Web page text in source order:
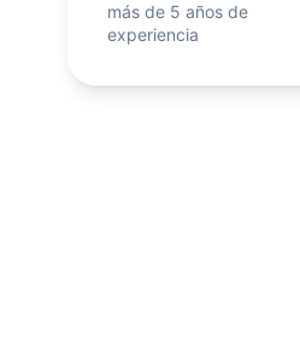
más de 5 años de
experiencia